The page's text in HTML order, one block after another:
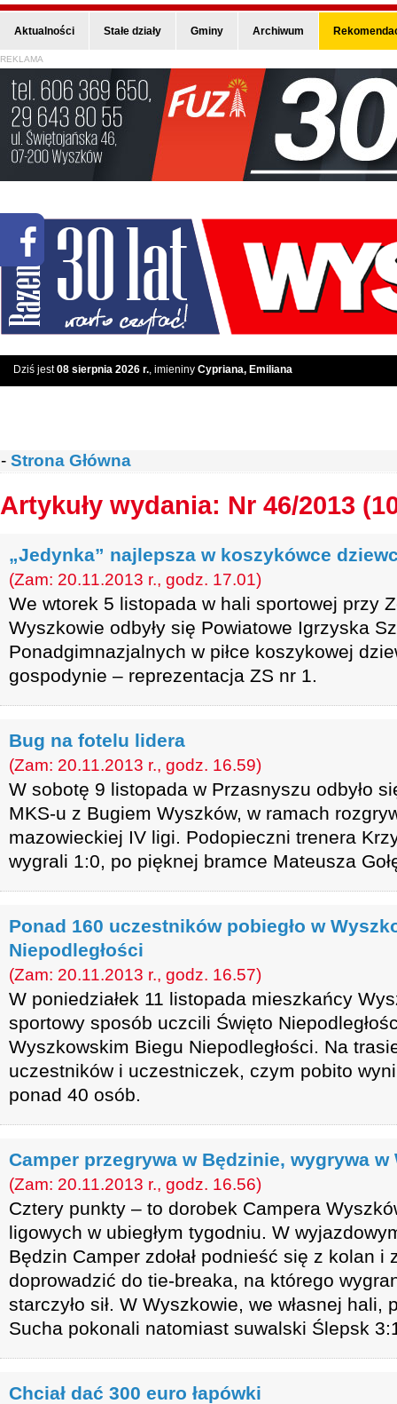
Aktualności Stałe działy Gminy Archiwum
REKLAMA
Dziś jest08 sierpnia 2026 r., imieniny Cypriana, Emiliana
- Strona Główna
Artykuły wydania: Nr 46/2013
„Jedynka” najlepsza w koszykówce
(Zam: 20.11.2013 r., godz. 17.01)
We wtorek 5 listopada w hali sportowej przy
Wyszkowie odbyły się Powiatowe Igrzyska
Ponadgimnazjalnych w piłce koszykowej
gospodynie – reprezentacja ZS nr 1.
Bug na fotelu lidera
(Zam: 20.11.2013 r., godz. 16.59)
W sobotę 9 listopada w Przasnyszu odbyło
MKS-u z Bugiem Wyszków, w ramach
mazowieckiej IV ligi. Podopieczni trenera
wygrali 1:0, po pięknej bramce Mateusza
Ponad 160 uczestników pobiegło w
Niepodległości
(Zam: 20.11.2013 r., godz. 16.57)
W poniedziałek 11 listopada mieszkańcy
sportowy sposób uczcili Święto
Wyszkowskim Biegu Niepodległości. Na
uczestników i uczestniczek, czym pobito
ponad 40 osób.
Camper przegrywa w Będzinie, wygrywa w
(Zam: 20.11.2013 r., godz. 16.56)
Cztery punkty – to dorobek Campera
ligowych w ubiegłym tygodniu. W
Będzin Camper zdołał podnieść się z kolan i
doprowadzić do tie-breaka, na którego
starczyło sił. W Wyszkowie, we własnej hali,
Sucha pokonali natomiast suwalski Ślepsk
Chciał dać 300 euro łapówki